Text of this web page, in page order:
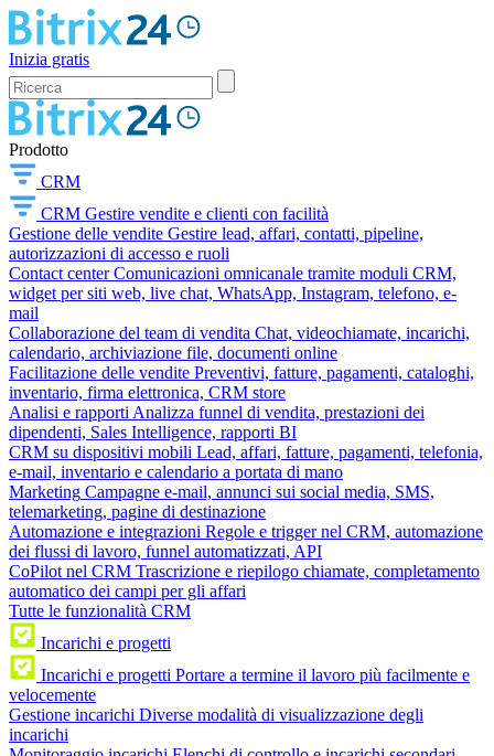
Inizia gratis
Prodotto
CRM
CRM Gestire vendite e clienti con facilità
Gestione delle vendite Gestire lead, affari, contatti, pipeline,
autorizzazioni di accesso e ruoli
Contact center Comunicazioni omnicanale tramite moduli CRM,
widget per siti web, live chat, WhatsApp, Instagram, telefono, e-
mail
Collaborazione del team di vendita Chat, videochiamate, incarichi,
calendario, archiviazione file, documenti online
Facilitazione delle vendite Preventivi, fatture, pagamenti, cataloghi,
inventario, firma elettronica, CRM store
Analisi e rapporti Analizza funnel di vendita, prestazioni dei
dipendenti, Sales Intelligence, rapporti BI
CRM su dispositivi mobili Lead, affari, fatture, pagamenti, telefonia,
e-mail, inventario e calendario a portata di mano
Marketing Campagne e-mail, annunci sui social media, SMS,
telemarketing, pagine di destinazione
Automazione e integrazioni Regole e trigger nel CRM, automazione
dei flussi di lavoro, funnel automatizzati, API
CoPilot nel CRM Trascrizione e riepilogo chiamate, completamento
automatico dei campi per gli affari
Tutte le funzionalità CRM
Incarichi e progetti
Incarichi e progetti Portare a termine il lavoro più facilmente e
velocemente
Gestione incarichi Diverse modalità di visualizzazione degli
incarichi